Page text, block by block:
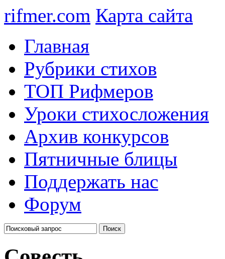
rifmer.com Карта сайта
Главная
Рубрики стихов
ТОП Рифмеров
Уроки стихосложения
Архив конкурсов
Пятничные блицы
Поддержать нас
Форум